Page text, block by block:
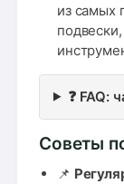
из самых
❓ FAQ:
Советы
📌